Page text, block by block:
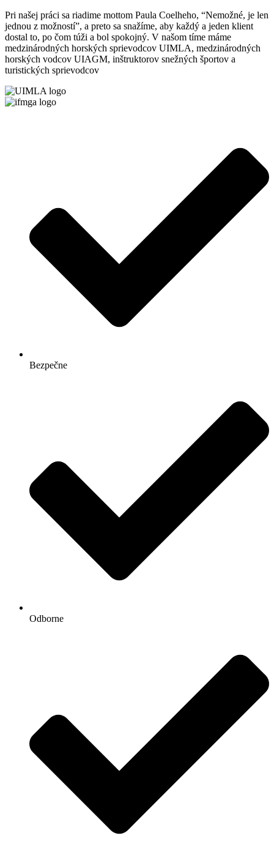
Pri našej práci sa riadime mottom Paula Coelheho, “Nemožné, je len
jednou z možností”, a preto sa snažíme, aby každý a jeden klient
dostal to, po čom túži a bol spokojný. V našom tíme máme
medzinárodných horských sprievodcov UIMLA, medzinárodných
horských vodcov UIAGM, inštruktorov snežných športov a
turistických sprievodcov
Bezpečne
Odborne